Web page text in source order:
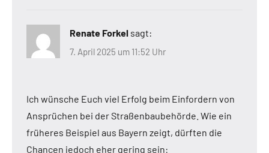
Renate Forkel sagt:
7. April 2025 um 11:52 Uhr
Ich wünsche Euch viel Erfolg beim Einfordern von
Ansprüchen bei der Straßenbaubehörde. Wie ein
früheres Beispiel aus Bayern zeigt, dürften die
Chancen jedoch eher gering sein: